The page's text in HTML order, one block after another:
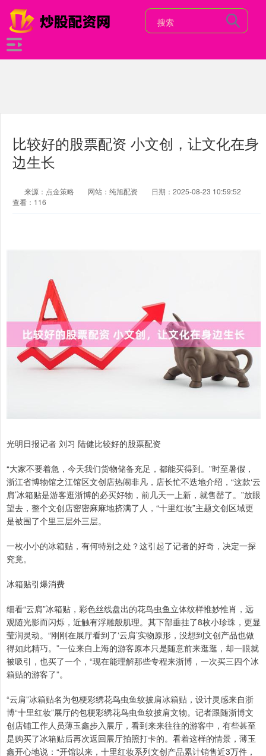
比较好的股票配资 小文创，让文化在身
边生长
来源：点金策略 网站：纯旭配资
日期：2025-08-23 10:59:52
查看：116
光明日报记者 刘习 陆健比较好的股票配资
“大家不要着急，今天我们货物储备充足，都能买得到。”时至暑假，
浙江省博物馆之江馆区文创店热闹非凡，店长忙不迭地介绍，“这款‘云
肩’冰箱贴是游客逛浙博的必买好物，前几天一上新，就售罄了。”放眼
望去，整个文创店密密麻麻地挤满了人，“十里红妆”主题文创区域更
是被围了个里三层外三层。
一枚小小的冰箱贴，有何特别之处？这引起了记者的好奇，决定一探
究竟。
冰箱贴引爆消费
细看“云肩”冰箱贴，彩色丝线盘出的花鸟虫鱼立体纹样惟妙惟肖，远
观随光影而闪烁，近触有浮雕般肌理。其下部垂挂了8枚小珍珠，更显
莹润灵动。“刚刚在展厅看到了‘云肩’实物原形，没想到文创产品也做
得如此精巧。”一位来自上海的游客原本只是随意前来逛逛，却一眼就
被吸引，也买了一个，“现在能理解那些专程来浙博，一次买三四个冰
箱贴的游客了”。
“云肩”冰箱贴名为包梗彩绣花鸟虫鱼纹披肩冰箱贴，设计灵感来自浙
博“十里红妆”展厅的包梗彩绣花鸟虫鱼纹披肩文物。记者跟随浙博文
创店铺工作人员薄玉鑫步入展厅，看到来来往往的游客中，有些甚至
是购买了冰箱贴后再次返回展厅拍照打卡的。看着这样的情景，薄玉
鑫开心地说：“开馆以来，十里红妆系列文创产品累计销售近3万件，